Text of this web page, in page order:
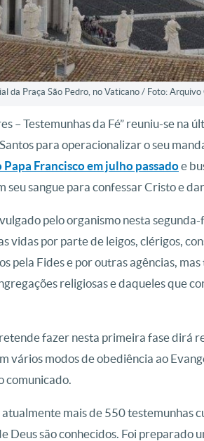
da Praça São Pedro, no Vaticano / Foto: Arquivo
– Testemunhas da Fé” reuniu-se na
para operacionalizar o seu
Francisco em julho passadoe
sangue para confessar Cristo e
pelo organismo nesta
vidas por parte de leigos, clérigos,
pela Fides e por outras agências,
religiosas e daqueles que
fazer nesta primeira fase dirá
vários modos de obediência ao
comunicado.
mais de 550 testemunhas
Deus são conhecidos. Foi preparado